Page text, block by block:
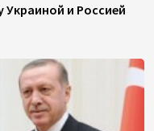
Украиной и Россией